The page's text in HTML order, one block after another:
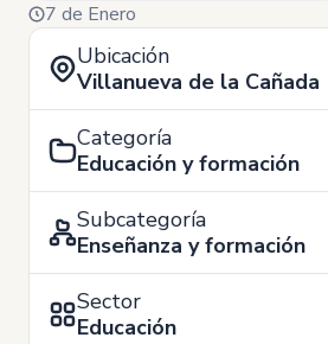
7 de Enero
Ubicación
Villanueva de la Cañada
Categoría
Educación y formación
Subcategoría
Enseñanza y formación
Sector
Educación